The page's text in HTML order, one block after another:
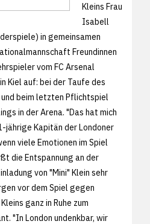
Kleins Frau
Isabell
in gemeinsamen
Freundinnen
vom FC Arsenal
Kiel auf: bei der Taufe des
und beim letzten Pflichtspiel
in der Arena. "Das hat mich
jährige Kapitän der Londoner
viele Emotionen im Spiel
die Entspannung an der
von "Mini" Klein sehr
vor dem Spiel gegen
ganz in Ruhe zum
"In London undenkbar, wir